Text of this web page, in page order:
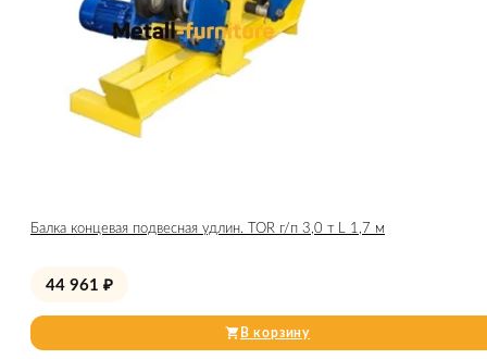
Балка концевая подвесная удлин. TOR г/п 3,0 т L 1,7 м
44 961 ₽
В корзину